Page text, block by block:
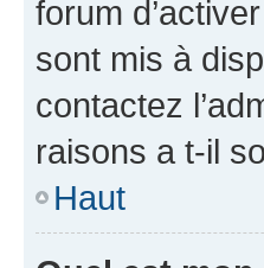
forum
sont mis à
contactez
raisons a t-il
Haut